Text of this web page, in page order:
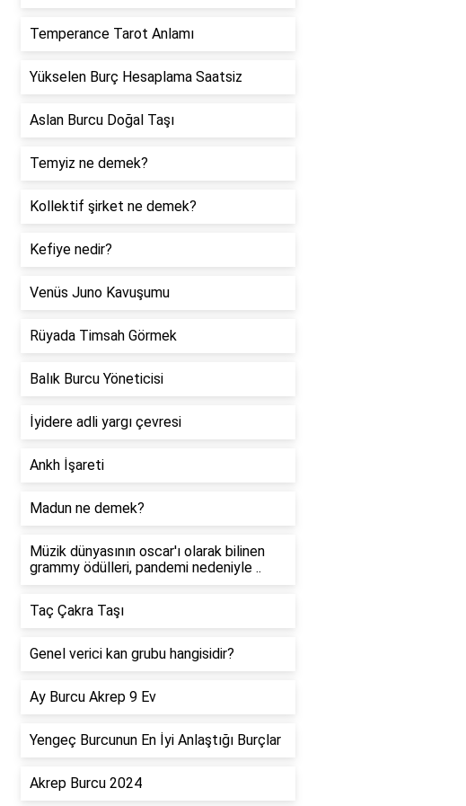
Temperance Tarot Anlamı
Yükselen Burç Hesaplama Saatsiz
Aslan Burcu Doğal Taşı
Temyiz ne demek?
Kollektif şirket ne demek?
Kefiye nedir?
Venüs Juno Kavuşumu
Rüyada Timsah Görmek
Balık Burcu Yöneticisi
İyidere adli yargı çevresi
Ankh İşareti
Madun ne demek?
Müzik dünyasının oscar'ı olarak bilinen
grammy ödülleri, pandemi nedeniyle ..
Taç Çakra Taşı
Genel verici kan grubu hangisidir?
Ay Burcu Akrep 9 Ev
Yengeç Burcunun En İyi Anlaştığı Burçlar
Akrep Burcu 2024